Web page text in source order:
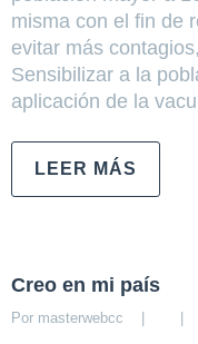
misma con el fin de
evitar más
Sensibilizar a la
aplicación de la
LEER MÁS
Creo en mi país
Por masterwebcc